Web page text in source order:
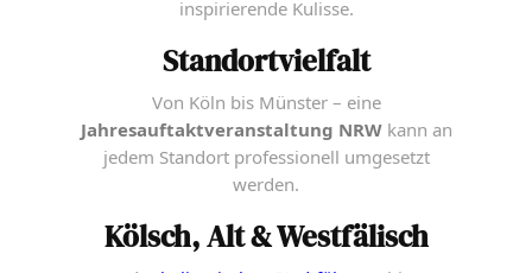
inspirierende Kulisse.
Standortvielfalt
Von Köln bis Münster – eine
Jahresauftaktveranstaltung NRWkann an
jedem Standort professionell umgesetzt
werden.
Kölsch, Alt & Westfälisch